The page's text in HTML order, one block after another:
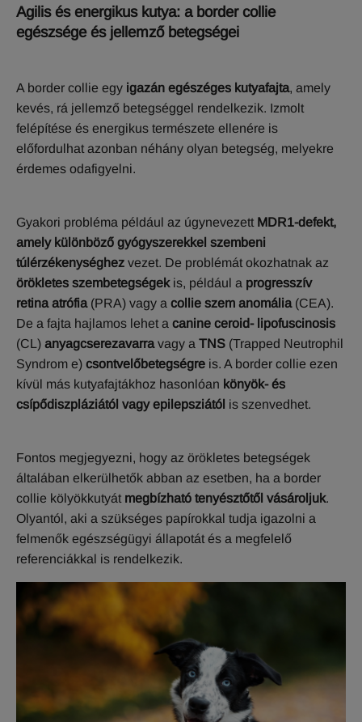
Agilis és energikus kutya: a border collie
egészsége és jellemző betegségei
A border collie egy igazán egészéges kutyafajta, amely
kevés, rá jellemző betegséggel rendelkezik. Izmolt
felépítése és energikus természete ellenére is
előfordulhat azonban néhány olyan betegség, melyekre
érdemes odafigyelni.
Gyakori probléma például az úgynevezett MDR1-defekt,
amely különböző gyógyszerekkel szembeni
túlérzékenységhez vezet. De problémát okozhatnak az
örökletes szembetegségekis, például a progresszív
retina atrófia(PRA) vagy a collie szem anomália(CEA).
De a fajta hajlamos lehet a canine ceroid- lipofuscinosis
(CL) anyagcserezavarravagy a TNS (Trapped Neutrophil
Syndrom e) csontvelőbetegségre is. A border collie ezen
kívül más kutyafajtákhoz hasonlóan könyök- és
csípődiszpláziától vagy epilepsziától is szenvedhet.
Fontos megjegyezni, hogy az örökletes betegségek
általában elkerülhetők abban az esetben, ha a border
collie kölyökkutyát megbízható tenyésztőtől vásároljuk.
Olyantól, aki a szükséges papírokkal tudja igazolni a
felmenők egészségügyi állapotát és a megfelelő
referenciákkal is rendelkezik.